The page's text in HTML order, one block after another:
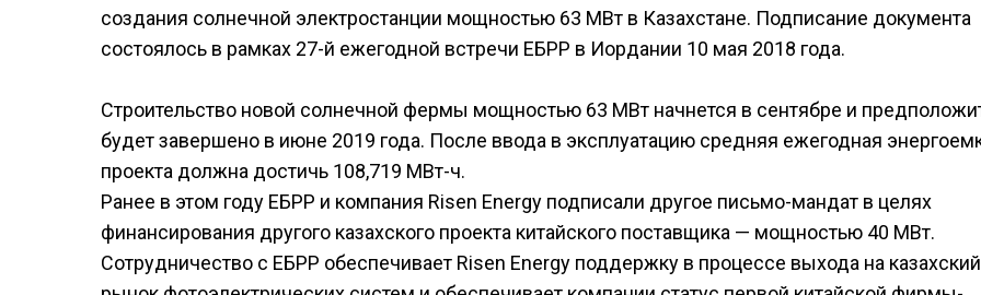
создания солнечной электростанции мощностью 63 МВт в Казахстане. Подписание документа
состоялось в рамках 27-й ежегодной встречи ЕБРР в Иордании 10 мая 2018 года.
Строительство новой солнечной фермы мощностью 63 МВт начнется в сентябре и
будет завершено в июне 2019 года. После ввода в эксплуатацию средняя ежегодная
проекта должна достичь 108,719 МВт-ч.
Ранее в этом году ЕБРР и компания Risen Energy подписали другое письмо-мандат в целях
финансирования другого казахского проекта китайского поставщика — мощностью 40 МВт.
Сотрудничество с ЕБРР обеспечивает Risen Energy поддержку в процессе выхода на казахский